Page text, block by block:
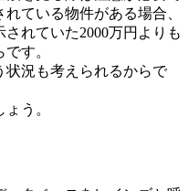
ている物件がある場合、
れていた2000万円よりも
す。
状況も考えられるからで
う。